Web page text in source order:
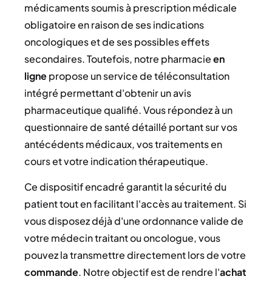
médicaments soumis à prescription médicale
obligatoire en raison de ses indications
oncologiques et de ses possibles effets
secondaires. Toutefois, notre pharmacieen
lignepropose un service de téléconsultation
intégré permettant d'obtenir un avis
pharmaceutique qualifié. Vous répondez à un
questionnaire de santé détaillé portant sur vos
antécédents médicaux, vos traitements en
cours et votre indication thérapeutique.
Ce dispositif encadré garantit la sécurité du
patient tout en facilitant l'accès au traitement. Si
vous disposez déjà d'une ordonnance valide de
votre médecin traitant ou oncologue, vous
pouvez la transmettre directement lors de votre
commande. Notre objectif est de rendre l'achat